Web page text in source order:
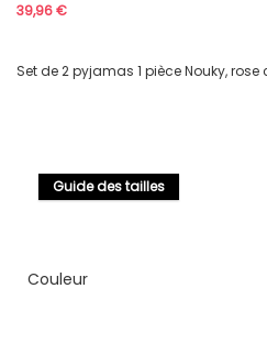
39,96€
Set de 2 pyjamas 1 pièce Nouky,
Guide des tailles
Couleur